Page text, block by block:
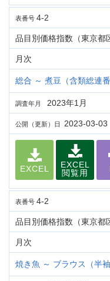
表番号 4-2
品目別価格指数（東京都
月次
総合 ～ 煮豆（含類総連
調査年月 2023年1月
公開（更新）日 2023-03-03
EXCEL
EXCEL
閲覧用
表番号 4-2
品目別価格指数（東京都
月次
焼き魚 ～ ブラウス（半